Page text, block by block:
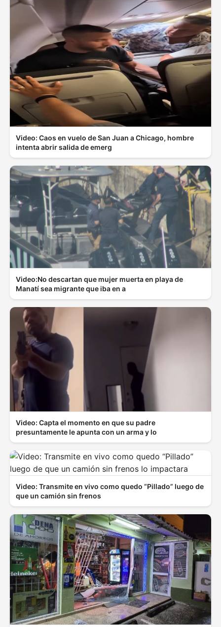
Video: Caos en vuelo de San Juan a Chicago, hombre
intenta abrir salida de emerg
Video:No descartan que mujer muerta en playa de
Manatí sea migrante que iba en a
Video: Capta el momento en que su padre
presuntamente le apunta con un arma y lo
Video: Transmite en vivo como quedo “Pillado” luego de
que un camión sin frenos